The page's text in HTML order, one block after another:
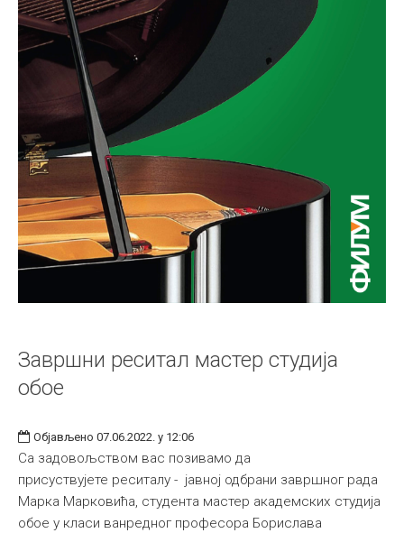
Завршни реситал мастер студија
обое
Објављено 07.06.2022. у 12:06
Са задовољством вас позивамо да
присуствујете реситалу - јавној одбрани завршног рада
Марка Марковића, студента мастер академских студија
обое у класи ванредног професора Борислава